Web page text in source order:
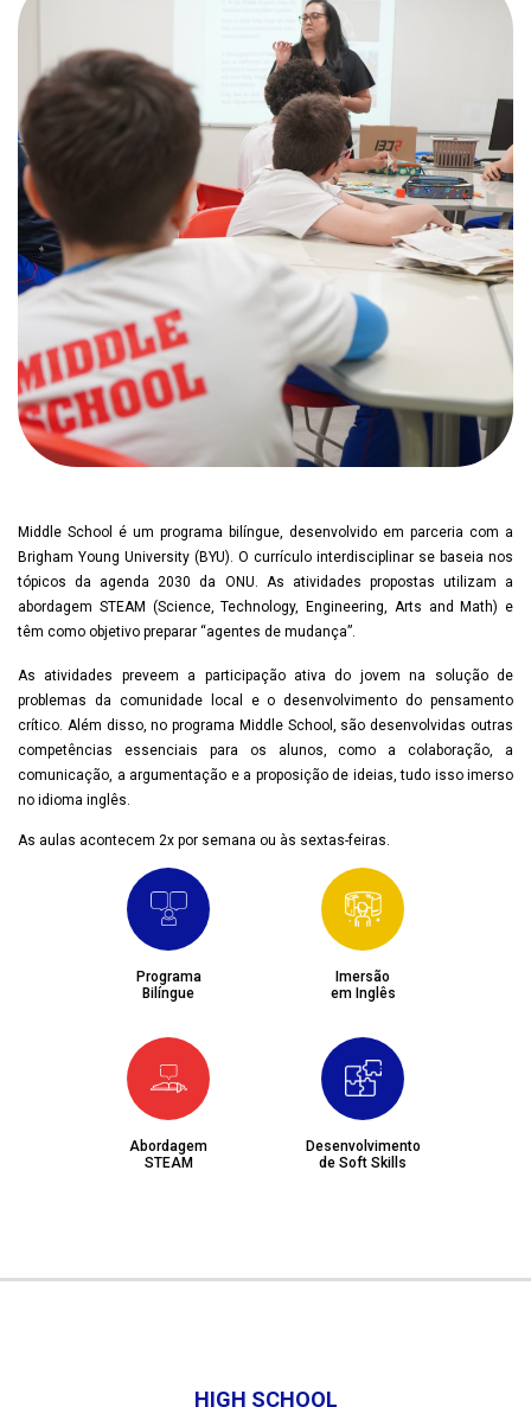
Middle School é um programa bilíngue, desenvolvido em parceria com a
Brigham Young University (BYU). O currículo interdisciplinar se baseia nos
tópicos da agenda 2030 da ONU. As atividades propostas utilizam a
abordagem STEAM (Science, Technology, Engineering, Arts and Math) e
têm como objetivo preparar “agentes de mudança”.
As atividades preveem a participação ativa do jovem na solução de
problemas da comunidade local e o desenvolvimento do pensamento
crítico. Além disso, no programa Middle School, são desenvolvidas outras
competências essenciais para os alunos, como a colaboração, a
comunicação, a argumentação e a proposição de ideias, tudo isso imerso
no idioma inglês.
As aulas acontecem 2x por semana ou às sextas-feiras.
Programa
Bilíngue
Imersão
em Inglês
Abordagem
STEAM
Desenvolvimento
de Soft Skills
HIGH SCHOOL